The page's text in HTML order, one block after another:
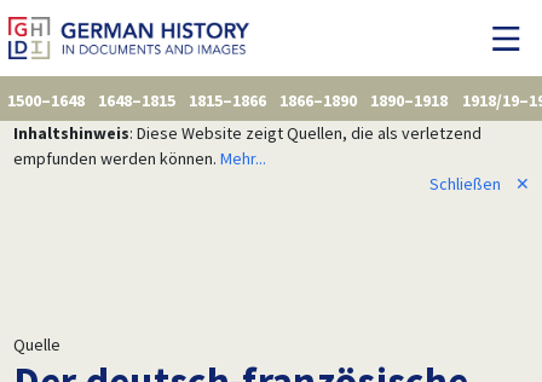
1500–1648 1648–1815 1815–1866 1866–1890 1890–1918
1918/
Inhaltshinweis: Diese Website zeigt Quellen, die als verletzend
empfunden werden können. Mehr...
Schließen
✕
Quelle